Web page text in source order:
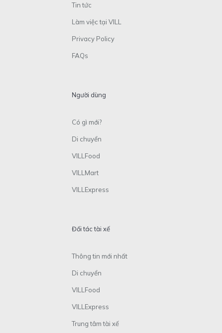
Tin tức
Làm việc tại VILL
Privacy Policy
FAQs
Người dùng
Có gì mới?
Di chuyển
VILLFood
VILLMart
VILLExpress
Đối tác tài xế
Thông tin mới nhất
Di chuyển
VILLFood
VILLExpress
Trung tâm tài xế